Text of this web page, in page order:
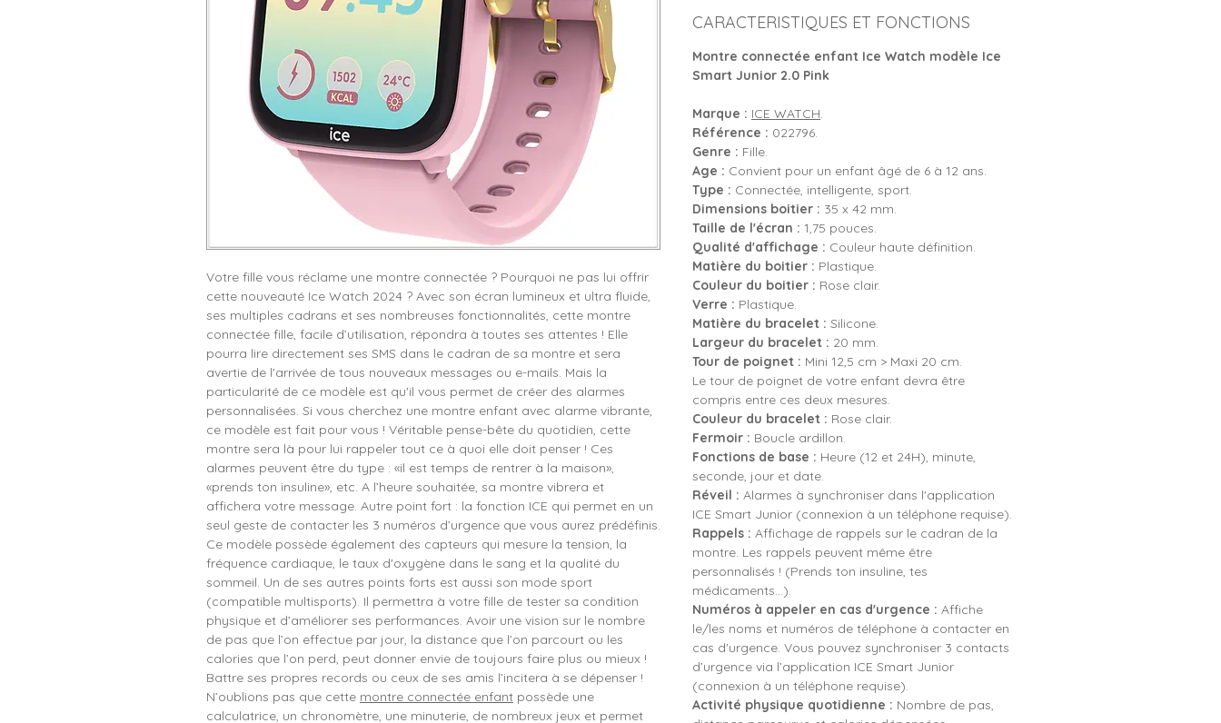
Votre fille vous réclame une montre connectée ? Pourquoi ne pas lui offrir
cette nouveauté Ice Watch 2024 ? Avec son écran lumineux et ultra fluide,
ses multiples cadrans et ses nombreuses fonctionnalités, cette montre
connectée fille, facile d’utilisation, répondra à toutes ses attentes ! Elle
pourra lire directement ses SMS dans le cadran de sa montre et sera
avertie de l'arrivée de tous nouveaux messages ou e-mails. Mais la
particularité de ce modèle est qu'il vous permet de créer des alarmes
personnalisées. Si vous cherchez une montre enfant avec alarme vibrante,
ce modèle est fait pour vous ! Véritable pense-bête du quotidien, cette
montre sera là pour lui rappeler tout ce à quoi elle doit penser ! Ces
alarmes peuvent être du type : «il est temps de rentrer à la maison»,
«prends ton insuline», etc. A l’heure souhaitée, sa montre vibrera et
affichera votre message. Autre point fort : la fonction ICE qui permet en un
seul geste de contacter les 3 numéros d’urgence que vous aurez prédéfinis.
Ce modèle possède également des capteurs qui mesure la tension, la
fréquence cardiaque, le taux d'oxygène dans le sang et la qualité du
sommeil. Un de ses autres points forts est aussi son mode sport
(compatible multisports). Il permettra à votre fille de tester sa condition
physique et d’améliorer ses performances. Avoir une vision sur le nombre
de pas que l’on effectue par jour, la distance que l’on parcourt ou les
calories que l’on perd, peut donner envie de toujours faire plus ou mieux !
Battre ses propres records ou ceux de ses amis l’incitera à se dépenser !
N’oublions pas que cette montre connectée enfant possède une
calculatrice, un chronomètre, une minuterie, de nombreux jeux et permet
CARACTERISTIQUES ET FONCTIONS
Montre connectée enfant Ice Watch modèle Ice
Smart Junior 2.0 Pink
Marque : ICE WATCH.
Référence : 022796.
Genre : Fille.
Age : Convient pour un enfant âgé de 6 à 12 ans.
Type : Connectée, intelligente, sport.
Dimensions boitier : 35 x 42 mm.
Taille de l'écran : 1,75 pouces.
Qualité d'affichage : Couleur haute définition.
Matière du boitier : Plastique.
Couleur du boitier : Rose clair.
Verre : Plastique.
Matière du bracelet : Silicone.
Largeur du bracelet : 20 mm.
Tour de poignet : Mini 12,5 cm > Maxi 20 cm.
Le tour de poignet de votre enfant devra être
compris entre ces deux mesures.
Couleur du bracelet : Rose clair.
Fermoir : Boucle ardillon.
Fonctions de base : Heure (12 et 24H), minute,
seconde, jour et date.
Réveil : Alarmes à synchroniser dans l'application
ICE Smart Junior (connexion à un téléphone requise).
Rappels : Affichage de rappels sur le cadran de la
montre. Les rappels peuvent même être
personnalisés ! (Prends ton insuline, tes
médicaments...).
Numéros à appeler en cas d'urgence : Affiche
le/les noms et numéros de téléphone à contacter en
cas d'urgence. Vous pouvez synchroniser 3 contacts
d’urgence via l’application ICE Smart Junior
(connexion à un téléphone requise).
Activité physique quotidienne : Nombre de pas,